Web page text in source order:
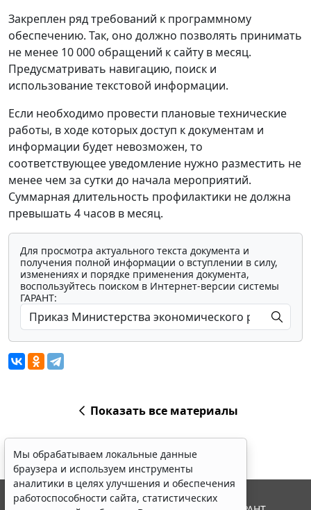
Закреплен ряд требований к программному
обеспечению. Так, оно должно позволять принимать
не менее 10 000 обращений к сайту в месяц.
Предусматривать навигацию, поиск и
использование текстовой информации.
Если необходимо провести плановые технические
работы, в ходе которых доступ к документам и
информации будет невозможен, то
соответствующее уведомление нужно разместить не
менее чем за сутки до начала мероприятий.
Суммарная длительность профилактики не должна
превышать 4 часов в месяц.
Для просмотра актуального текста документа и
получения полной информации о вступлении в силу,
изменениях и порядке применения документа,
воспользуйтесь поиском в Интернет-версии системы
ГАРАНТ:
Показать все материалы
Мы обрабатываем локальные данные
браузера и используем инструменты
аналитики в целях улучшения и обеспечения
работоспособности сайта, статистических